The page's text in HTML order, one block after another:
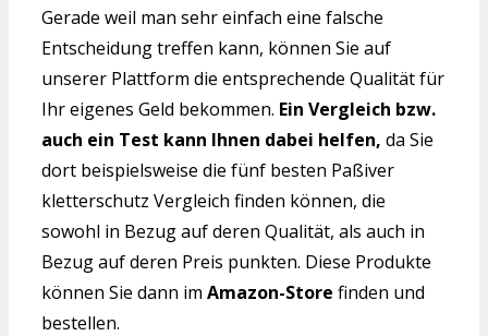
Gerade weil man sehr einfach eine falsche
Entscheidung treffen kann, können Sie auf
unserer Plattform die entsprechende Qualität für
Ihr eigenes Geld bekommen. Ein Vergleich bzw.
auch ein Test kann Ihnen dabei helfen, da Sie
dort beispielsweise die fünf besten Paßiver
kletterschutz Vergleich finden können, die
sowohl in Bezug auf deren Qualität, als auch in
Bezug auf deren Preis punkten. Diese Produkte
können Sie dann im Amazon-Store finden und
bestellen.